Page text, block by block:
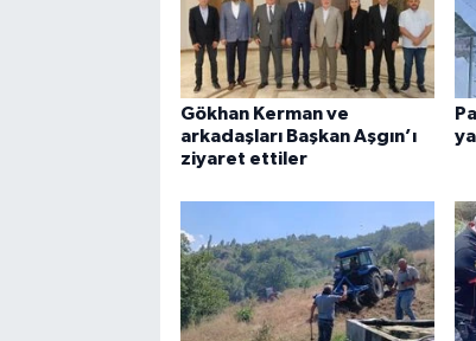
Gökhan Kerman ve
arkadaşları Başkan Aşgın’ı
ziyaret ettiler